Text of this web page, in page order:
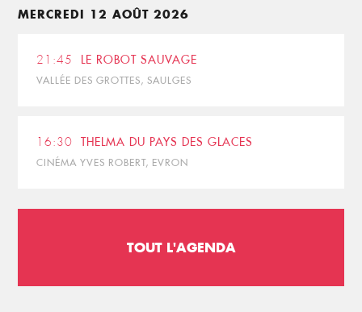
MERCREDI 12 AOÛT 2026
21:45 LE ROBOT SAUVAGE
VALLÉE DES GROTTES, SAULGES
16:30 THELMA DU PAYS DES GLACES
CINÉMA YVES ROBERT, EVRON
TOUT L'AGENDA